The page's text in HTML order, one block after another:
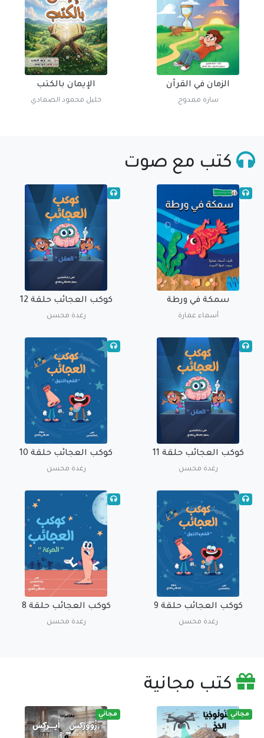
الزمان في القرآن
سارة ممدوح
الإيمان بالكتب
خليل محمود الصمادي
كتب مع صوت
سمكة في ورطة
أسماء عمارة
كوكب العجائب حلقة 12
رغدة محسن
كوكب العجائب حلقة 11
رغدة محسن
كوكب العجائب حلقة 10
رغدة محسن
كوكب العجائب حلقة 9
رغدة محسن
كوكب العجائب حلقة 8
رغدة محسن
كتب مجانية
مجاني مجاني